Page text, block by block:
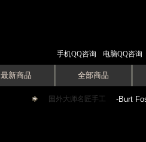
手机QQ咨询 电脑QQ咨询
最新商品 全部商品
国外大师名匠手工 -Burt